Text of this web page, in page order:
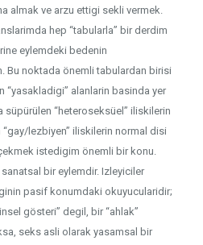
almak ve arzu ettigi sekli vermek.
hep “tabularla” bir derdim
eylemdeki bedenin
Bu noktada önemli tabulardan birisi
“yasakladigi” alanlarin basinda yer
süpürülen “heteroseksüel” iliskilerin
lezbiyen” iliskilerin normal disi
istedigim önemli bir konu.
bir eylemdir. Izleyiciler
pasif konumdaki okuyucularidir;
gösteri” degil, bir “ahlak”
seks asli olarak yasamsal bir